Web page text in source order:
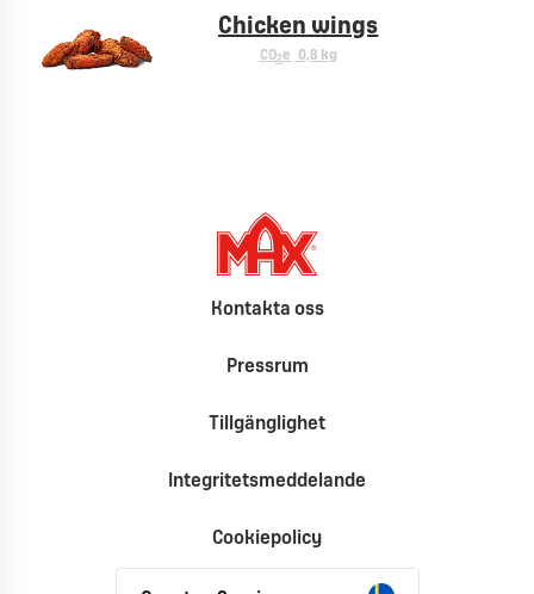
Chicken wings
CO2e 0,8 kg
Kontakta oss
Pressrum
Tillgänglighet
Integritetsmeddelande
Cookiepolicy